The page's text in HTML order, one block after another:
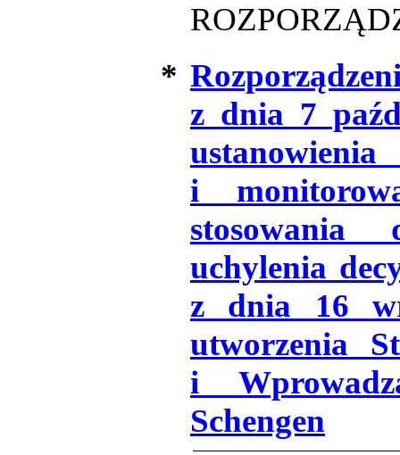
*
z dnia 7
i
stosowania
uchylenia
z dnia 16
utworzenia
i
Schengen